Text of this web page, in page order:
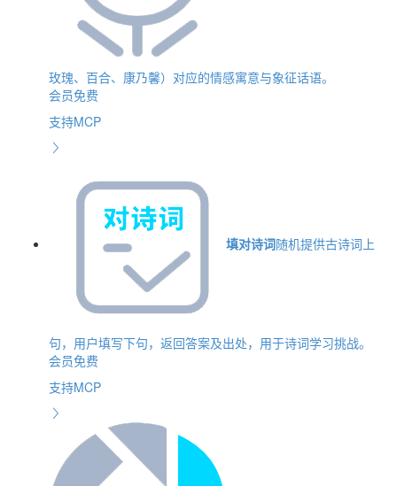
玫瑰、百合、康乃馨）对应的情感寓意与象征话语。
会员免费
支持MCP
填对诗词随机提供古诗词上
句，用户填写下句，返回答案及出处，用于诗词学习挑战。
会员免费
支持MCP